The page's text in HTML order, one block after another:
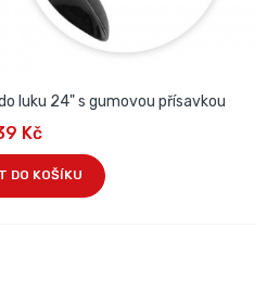
luku 24" s gumovou přísavkou
Kč
DO KOŠÍKU